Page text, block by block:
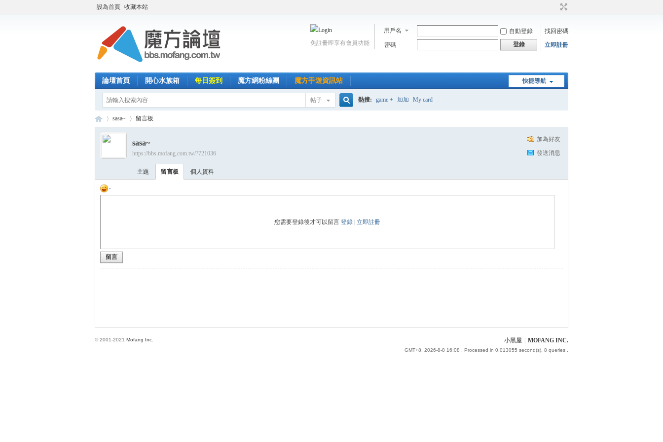
設為首頁 收藏本站
用戶名 自動登錄
找回密碼
密碼
登錄 立即註冊
免註冊即享有會員功能
快捷導航
論壇首頁 開心水族箱 每日簽到 魔方網粉絲團 魔方手遊資訊站
帖子 熱搜: game + 加加 My card
›
sasa~ 留言板
加為好友
發送消息
sasa~
https://bbs.mofang.com.tw/?721036
主題 留言板 個人資料
您需要登錄後才可以留言登錄 |立即註冊
留言
小黑屋 MOFANG INC.
GMT+8, 2026-8-8 16:08 , Processed in 0.013055 second(s), 8 queries .
© 2001-2021 Mofang Inc.